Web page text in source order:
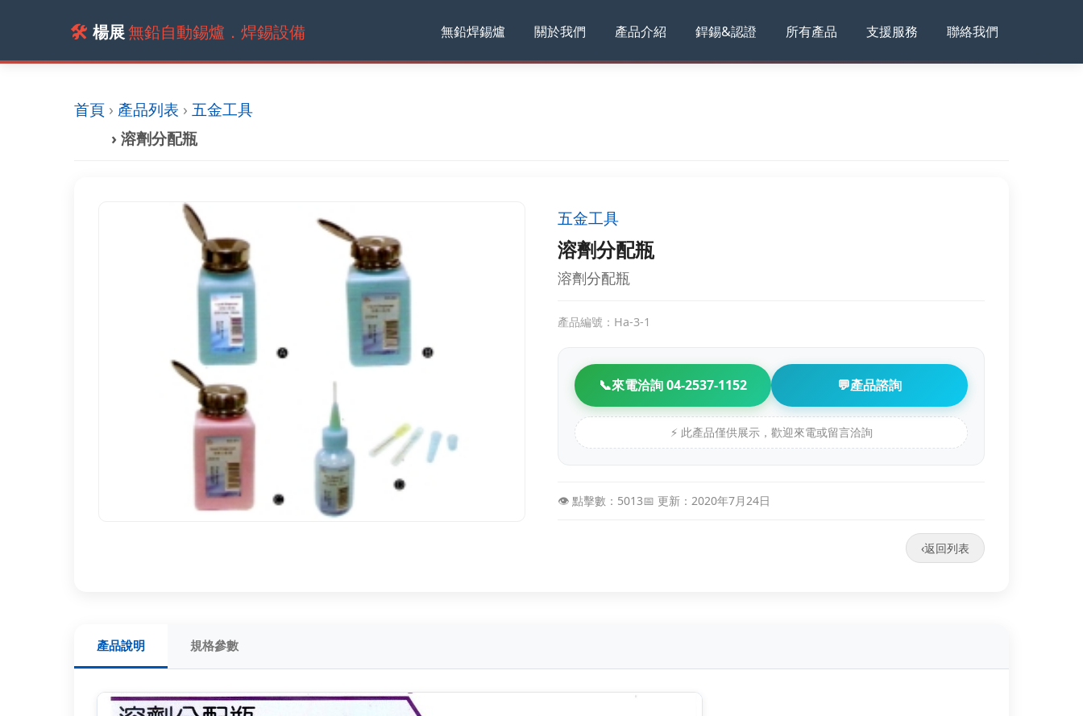
🛠️ 楊展無鉛自動錫爐．焊錫設備 無鉛焊錫爐 關於我們 產品介紹 銲錫&認證 所有產品 支援服務 聯絡我們
首頁 › 產品列表 › 五金工具
› 溶劑分配瓶
五金工具
溶劑分配瓶
溶劑分配瓶
產品編號：Ha-3-1
📞來電洽詢 04-2537-1152 💬產品諮詢
⚡ 此產品僅供展示，歡迎來電或留言洽詢
👁️ 點擊數：5013📅 更新：2020年7月24日
‹返回列表
產品說明 規格參數